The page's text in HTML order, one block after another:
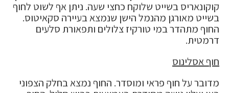
קוקונאריס בשייט שלוקח כחצי שעה. ניתן אף לשוט לחוף
בשייט מאורגן מהנמל הישן שנמצא בעיירה סקאיטוס.
החוף מתהדר במי טורקיז צלולים ותפאורת סלעים
דרמטית.
חוף אסלינוס
מדובר על חוף פראי ומוסדר. החוף נמצא בחלק הצפוני